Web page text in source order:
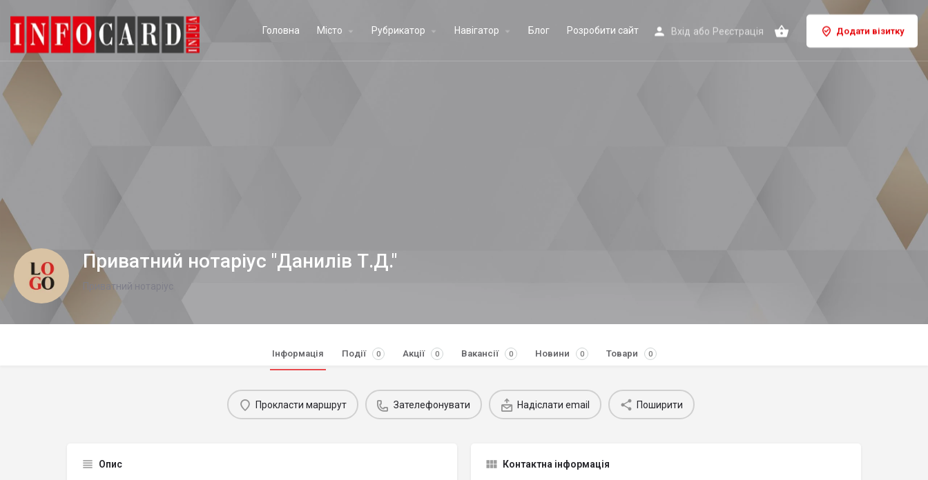
Головна Місто Рубрикатор Навігатор Блог Розробити сайт Вхід або Реєстрація Додати візитку
Приватний нотаріус "Данилів Т.Д."
Приватний нотаріус
Інформація Події 0 Акції 0 Вакансії 0 Новини 0 Товари 0
Прокласти маршрут Зателефонувати Надіслати email Поширити
Опис Контактна інформація